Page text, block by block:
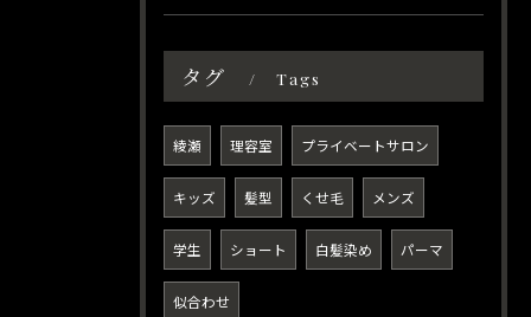
タグ Tags
綾瀬 理容室 プライベートサロン
キッズ 髪型 くせ毛 メンズ
学生 ショート 白髪染め パーマ
似合わせ